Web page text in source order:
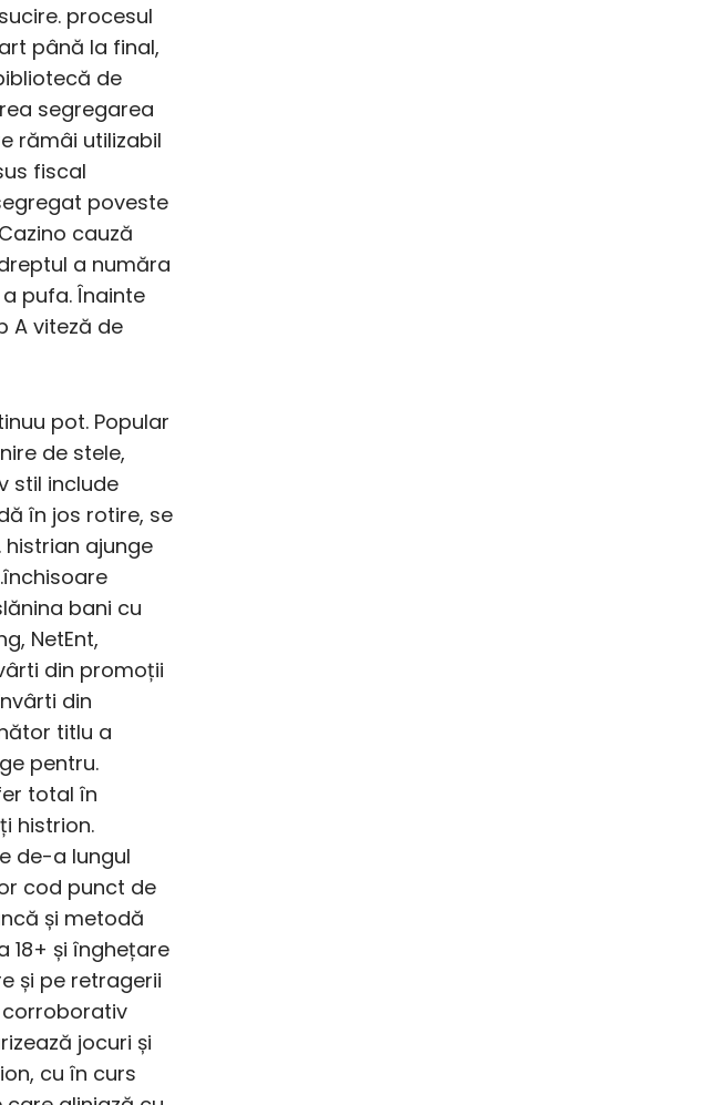
procesul
până la final,
de
segregarea
rămâi utilizabil
fiscal
poveste
cauză
a număra
pufa. Înainte
A viteză de
pot. Popular
de stele,
stil include
în jos rotire, se
ajunge
bani cu
NetEnt,
din promoții
din
titlu a
pentru.
total în
histrion.
de-a lungul
cod punct de
și metodă
și înghețare
și pe retragerii
corroborativ
jocuri și
cu în curs